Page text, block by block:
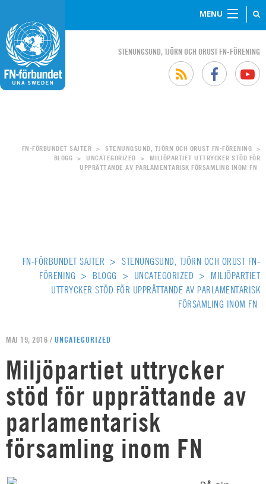
MENU
STENUNGSUND, TJÖRN OCH ORUST FN-FÖRENING
FN-FÖRBUNDET SAJTER > STENUNGSUND, TJÖRN OCH ORUST FN-FÖRENING >
BLOGG > UNCATEGORIZED >
MILJÖPARTIET UTTRYCKER STÖD FÖR
UPPRÄTTANDE AV PARLAMENTARISK FÖRSAMLING INOM FN
FN-FÖRBUNDET SAJTER > STENUNGSUND, TJÖRN OCH ORUST FN-
FÖRENING > BLOGG > UNCATEGORIZED > MILJÖPARTIET
UTTRYCKER STÖD FÖR UPPRÄTTANDE AV PARLAMENTARISK
FÖRSAMLING INOM FN
MAJ 19, 2016 / UNCATEGORIZED
Miljöpartiet uttrycker
stöd för upprättande av
parlamentarisk
församling inom FN